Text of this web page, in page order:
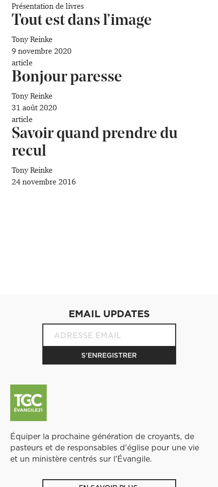
Présentation de livres
Tout est dans l’image
Tony Reinke
9 novembre 2020
article
Bonjour paresse
Tony Reinke
31 août 2020
article
Savoir quand prendre du
recul
Tony Reinke
24 novembre 2016
Équiper la prochaine génération de croyants, de
pasteurs et de responsables d'église pour une vie
et un ministère centrés sur l'Évangile.
EMAIL UPDATES